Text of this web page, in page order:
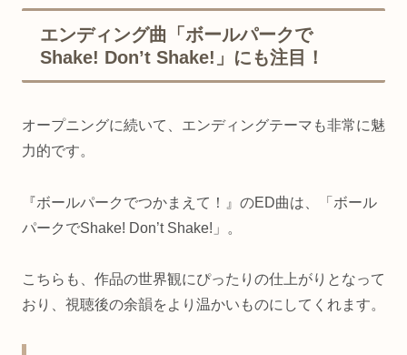
エンディング曲「ボールパークで
Shake! Don’t Shake!」にも注目！
オープニングに続いて、エンディングテーマも非常に魅
力的です。
『ボールパークでつかまえて！』のED曲は、「ボール
パークでShake! Don’t Shake!」。
こちらも、作品の世界観にぴったりの仕上がりとなって
おり、視聴後の余韻をより温かいものにしてくれます。